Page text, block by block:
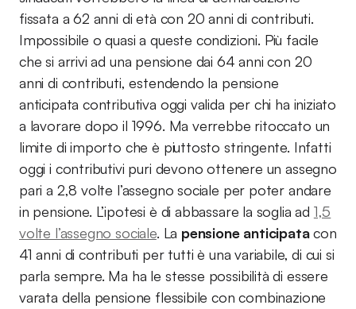
fissata a 62 anni di età con 20 anni di contributi.
Impossibile o quasi a queste condizioni. Più facile
che si arrivi ad una pensione dai 64 anni con 20
anni di contributi, estendendo la pensione
anticipata contributiva oggi valida per chi ha iniziato
a lavorare dopo il 1996. Ma verrebbe ritoccato un
limite di importo che è piuttosto stringente. Infatti
oggi i contributivi puri devono ottenere un assegno
pari a 2,8 volte l’assegno sociale per poter andare
in pensione. L’ipotesi è di abbassare la soglia ad 1,5
volte l’assegno sociale. La pensione anticipatacon
41 anni di contributi per tutti è una variabile, di cui si
parla sempre. Ma ha le stesse possibilità di essere
varata della pensione flessibile con combinazione